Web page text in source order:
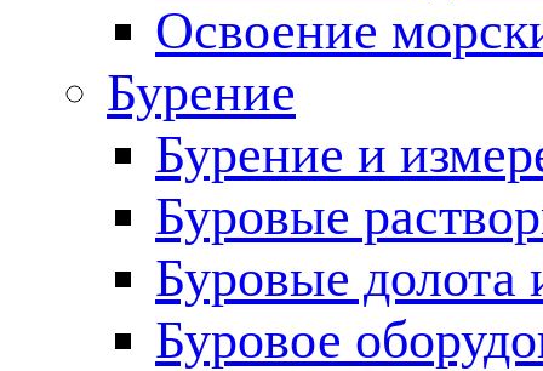
Освоение
Бурение
Бурение и
Буровые
Буровые долота
Буровое